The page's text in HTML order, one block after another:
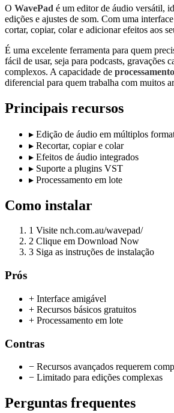
O WavePad é um editor de áudio versátil,
edições e ajustes de som. Com uma
cortar, copiar, colar e adicionar efeitos aos
É uma excelente ferramenta para quem
fácil de usar, seja para podcasts, gravações
complexos. A capacidade de
diferencial para quem trabalha com muitos
Principais recursos
▸ Edição de áudio em múltiplos
▸ Recortar, copiar e colar
▸ Efeitos de áudio integrados
▸ Suporte a plugins VST
▸ Processamento em lote
Como instalar
1 Visite nch.com.au/wavepad/
2 Clique em Download Now
3 Siga as instruções de instalação
Prós
+ Interface amigável
+ Recursos básicos gratuitos
+ Processamento em lote
Contras
− Recursos avançados requerem
− Limitado para edições complexas
Perguntas frequentes